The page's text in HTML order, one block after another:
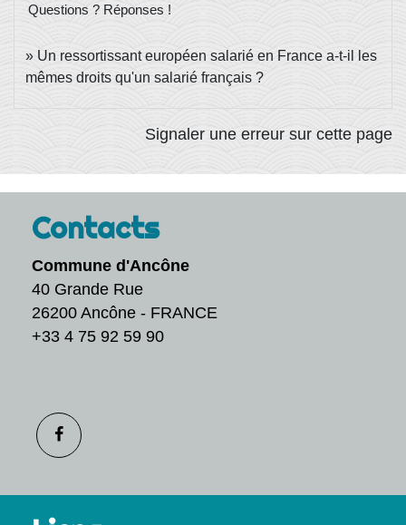
Questions ? Réponses !
Un ressortissant européen salarié en France a-t-il les
mêmes droits qu'un salarié français ?
Signaler une erreur sur cette page
Contacts
Commune d'Ancône
40 Grande Rue
26200 Ancône - FRANCE
+33 4 75 92 59 90